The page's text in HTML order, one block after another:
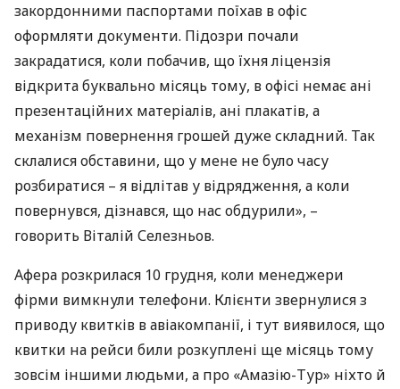
закордонними паспортами поїхав в офіс
оформляти документи. Підозри почали
закрадатися, коли побачив, що їхня ліцензія
відкрита буквально місяць тому, в офісі немає ані
презентаційних матеріалів, ані плакатів, а
механізм повернення грошей дуже складний. Так
склалися обставини, що у мене не було часу
розбиратися – я відлітав у відрядження, а коли
повернувся, дізнався, що нас обдурили», –
говорить Віталій Селезньов.
Афера розкрилася 10 грудня, коли менеджери
фірми вимкнули телефони. Клієнти звернулися з
приводу квитків в авіакомпанії, і тут виявилося, що
квитки на рейси били розкуплені ще місяць тому
зовсім іншими людьми, а про «Амазію-Тур» ніхто й